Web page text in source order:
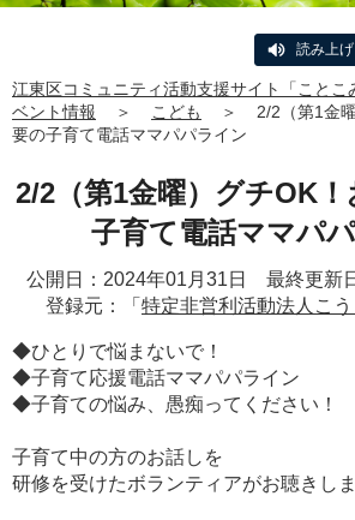
読み上げ
江東区コミュニティ活動支援サイト「ことこ
ベント情報
＞ こども ＞
2/2（第1金
要の子育て電話ママパパライン
2/2（第1金曜）グチOK
子育て電話ママパ
公開日：2024年01月31日 最終更新
登録元：「 特定非営利活動法人こ
◆ひとりで悩まないで！
◆子育て応援電話ママパパライン
◆子育ての悩み、愚痴ってください！
子育て中の方のお話しを
研修を受けたボランティアがお聴きし